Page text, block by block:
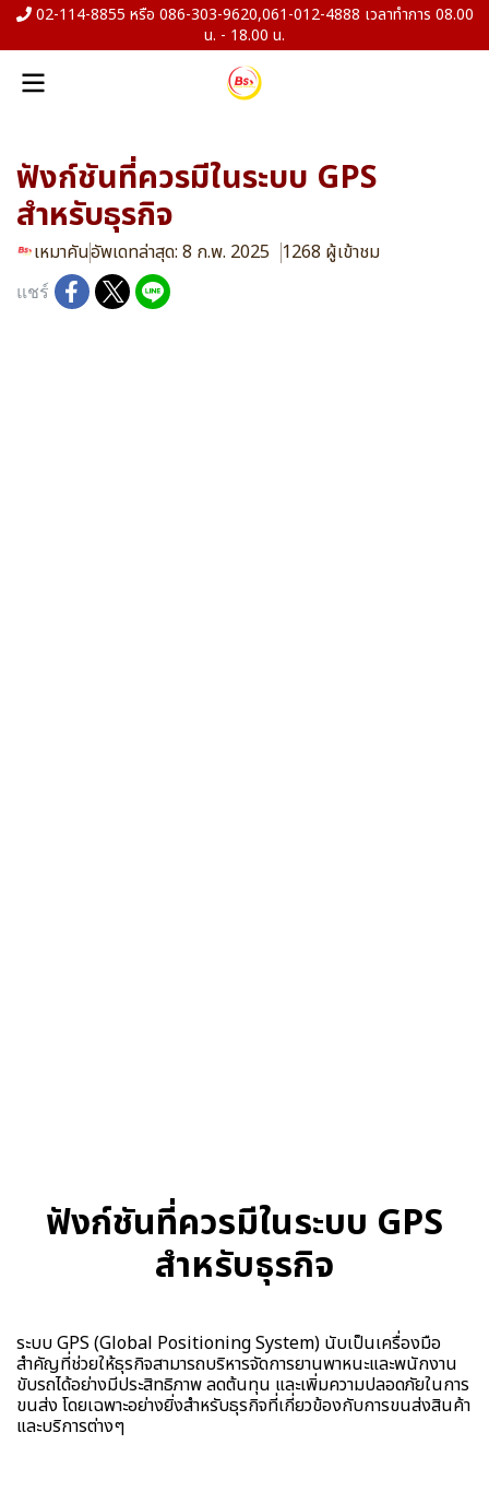
02-114-8855 หรือ 086-303-9620,061-012-4888 เวลาทำการ 08.00
น. - 18.00 น.
ฟังก์ชันที่ควรมีในระบบ GPS
สำหรับธุรกิจ
เหมาคันอัพเดทล่าสุด: 8 ก.พ. 2025 1268 ผู้เข้าชม
แชร์
ฟังก์ชันที่ควรมีในระบบ GPS
สำหรับธุรกิจ
ระบบ GPS (Global Positioning System) นับเป็นเครื่องมือ
สำคัญที่ช่วยให้ธุรกิจสามารถบริหารจัดการยานพาหนะและพนักงาน
ขับรถได้อย่างมีประสิทธิภาพ ลดต้นทุน และเพิ่มความปลอดภัยในการ
ขนส่ง โดยเฉพาะอย่างยิ่งสำหรับธุรกิจที่เกี่ยวข้องกับการขนส่งสินค้า
และบริการต่างๆ